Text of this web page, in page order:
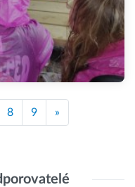
8 9 »